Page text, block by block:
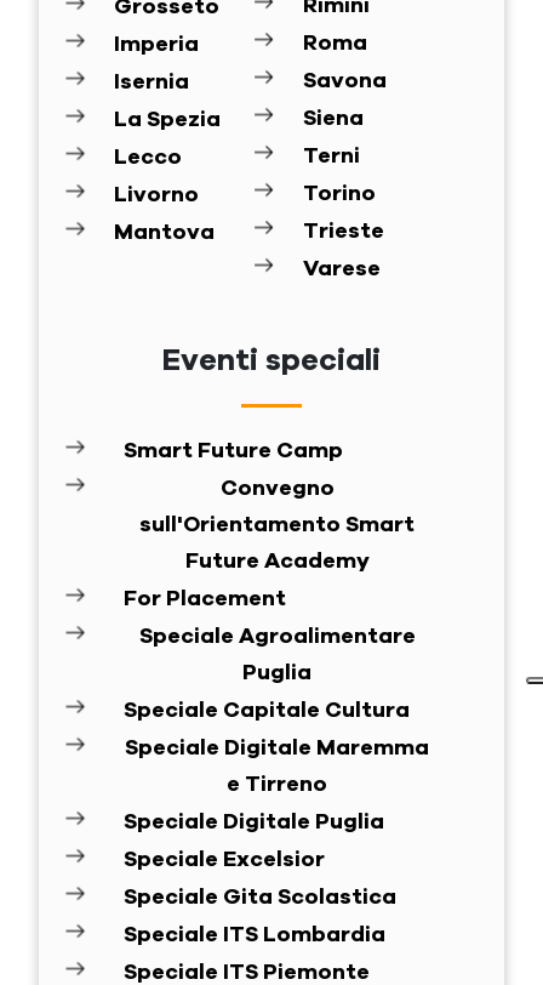
Grosseto
Imperia
Isernia
La Spezia
Lecco
Livorno
Mantova
Rimini
Roma
Savona
Siena
Terni
Torino
Trieste
Varese
Eventi speciali
Smart Future Camp
Convegno
sull'Orientamento Smart
Future Academy
For Placement
Speciale Agroalimentare
Puglia
Speciale Capitale Cultura
Speciale Digitale Maremma
e Tirreno
Speciale Digitale Puglia
Speciale Excelsior
Speciale Gita Scolastica
Speciale ITS Lombardia
Speciale ITS Piemonte